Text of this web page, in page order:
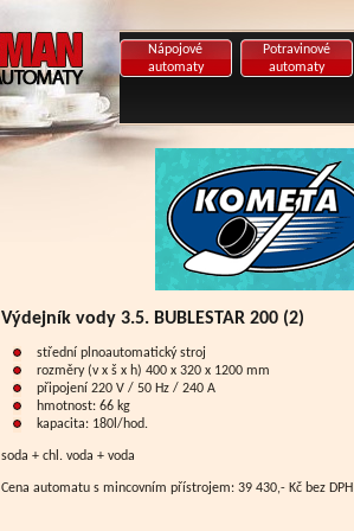
Nápojové
automaty
Potravinové
automaty
Výdejník vody 3.5. BUBLESTAR 200 (2)
střední plnoautomatický stroj
rozměry (v x š x h) 400 x 320 x 1200 mm
připojení 220 V / 50 Hz / 240 A
hmotnost: 66 kg
kapacita: 180l/hod.
soda + chl. voda + voda
Cena automatu s mincovním přístrojem: 39 430,- Kč bez DPH